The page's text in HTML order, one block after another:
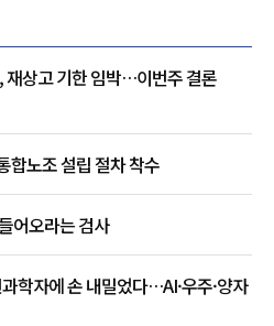
재상고 기한 임박…이번주 결론
합노조 설립 절차 착수
어오라는 검사
학자에 손 내밀었다…AI·우주·양자